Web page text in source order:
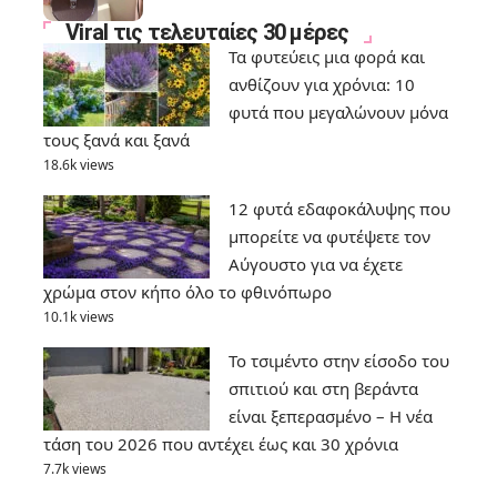
Viral τις τελευταίες 30 μέρες
Τα φυτεύεις μια φορά και
ανθίζουν για χρόνια: 10
φυτά που μεγαλώνουν μόνα
τους ξανά και ξανά
18.6k views
12 φυτά εδαφοκάλυψης που
μπορείτε να φυτέψετε τον
Αύγουστο για να έχετε
χρώμα στον κήπο όλο το φθινόπωρο
10.1k views
Το τσιμέντο στην είσοδο του
σπιτιού και στη βεράντα
είναι ξεπερασμένο – Η νέα
τάση του 2026 που αντέχει έως και 30 χρόνια
7.7k views